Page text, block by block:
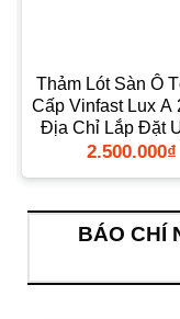
Thảm Lót Sàn Ô
Cấp Vinfast Lux A
Địa Chỉ Lắp Đặt
TPHCM
2.500.000₫
BÁO CHÍ